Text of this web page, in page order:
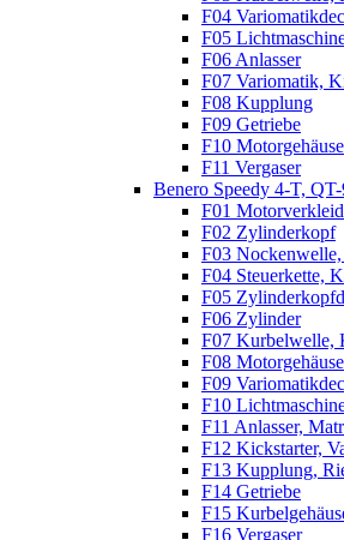
F04
F05
F06 Anlasser
F07 Variomatik,
F08 Kupplung
F09 Getriebe
F10 Motorgehäuse
F11 Vergaser
Benero Speedy 4-T,
F01
F02 Zylinderkopf
F03
F04 Steuerkette,
F05
F06 Zylinder
F07 Kurbelwelle,
F08
F09
F10
F11 Anlasser,
F12 Kickstarter,
F13 Kupplung,
F14 Getriebe
F15
F16 Vergaser